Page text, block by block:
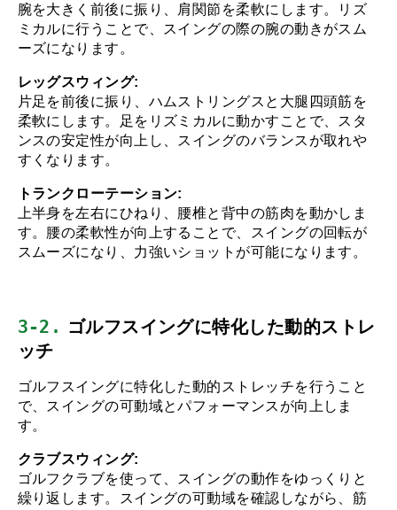
腕を大きく前後に振り、肩関節を柔軟にします。リズ
ミカルに行うことで、スイングの際の腕の動きがスム
ーズになります。
レッグスウィング:
片足を前後に振り、ハムストリングスと大腿四頭筋を
柔軟にします。足をリズミカルに動かすことで、スタ
ンスの安定性が向上し、スイングのバランスが取れや
すくなります。
トランクローテーション:
上半身を左右にひねり、腰椎と背中の筋肉を動かしま
す。腰の柔軟性が向上することで、スイングの回転が
スムーズになり、力強いショットが可能になります。
3-2. ゴルフスイングに特化した動的ストレ
ッチ
ゴルフスイングに特化した動的ストレッチを行うこと
で、スイングの可動域とパフォーマンスが向上しま
す。
クラブスウィング:
ゴルフクラブを使って、スイングの動作をゆっくりと
繰り返します。スイングの可動域を確認しながら、筋